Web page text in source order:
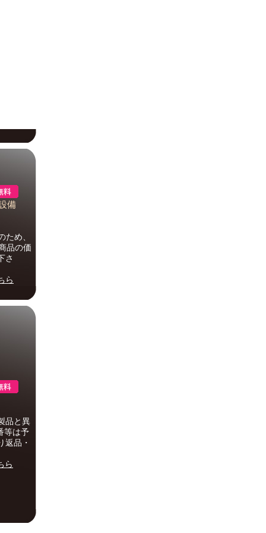
備
め、
品の価
さ
ら
品と異
等は予
返品・
ら